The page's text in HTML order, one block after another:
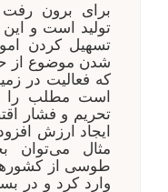
برای برون رفت
تولید است و
تسهیل کردن
که فعالیت در
است مطلب را
تحریم و فشار
ایجاد ارزش
مثال می‌توان
طوسی از
وارد کرد و در